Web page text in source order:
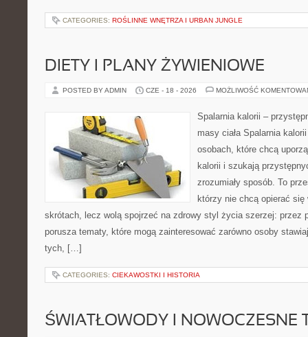
CATEGORIES: ROŚLINNE WNĘTRZA I URBAN JUNGLE
DIETY I PLANY ŻYWIENIOWE
POSTED BY ADMIN CZE - 18 - 2026 MOŻLIWOŚĆ
Spalarnia kalorii –
masy ciała Spalarnia
osobach, które chcą
kalorii i szukają
zrozumiały sposób. To
którzy nie chcą opierać się
skrótach, lecz wolą spojrzeć na zdrowy styl życia szerzej: przez
porusza tematy, które mogą zainteresować zarówno osoby
tych, […]
CATEGORIES: CIEKAWOSTKI I HISTORIA
ŚWIATŁOWODY I NOWOCZESNE